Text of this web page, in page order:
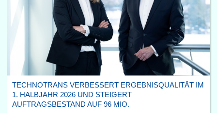
TECHNOTRANS VERBESSERT ERGEBNISQUALITÄT IM
1. HALBJAHR 2026 UND STEIGERT
AUFTRAGSBESTAND AUF 96 MIO.